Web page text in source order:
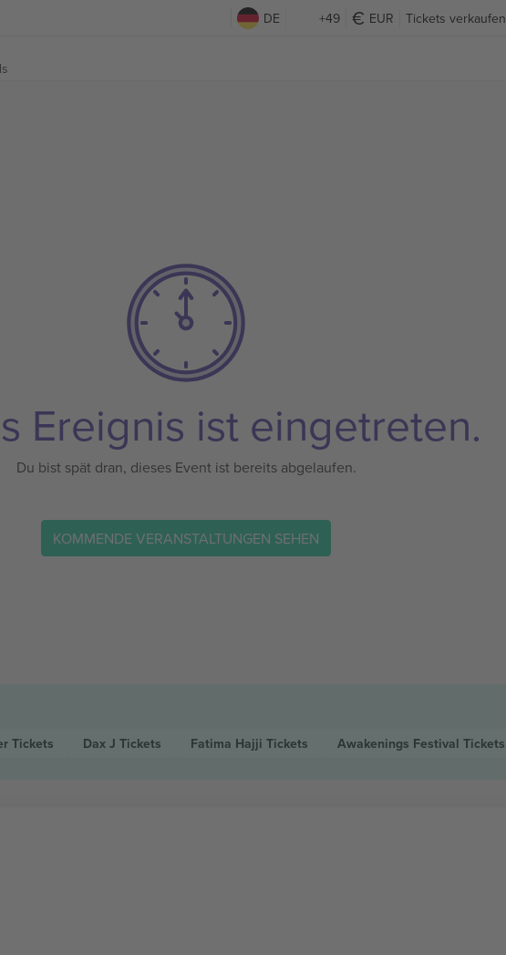
DE +49 EUR Tickets verkaufen
Ereignis ist eingetreten.
Du bist spät dran, dieses Event ist bereits abgelaufen.
KOMMENDE VERANSTALTUNGEN SEHEN
Tickets Dax J Tickets Fatima Hajji Tickets Awakenings Festival Tickets